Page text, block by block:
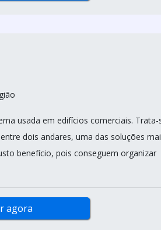
usada em edifícios comerciais. Trata-
dois andares, uma das soluções
benefício, pois conseguem organizar
agora